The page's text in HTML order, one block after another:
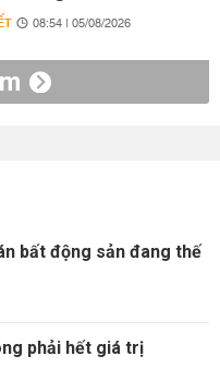
08:54 | 05/08/2026
bất động sản đang thế
phải hết giá trị